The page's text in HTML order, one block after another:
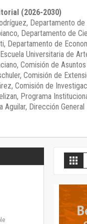
(2026-2030)
, Departamento de
, Departamento de
, Departamento de
Universitaria de
, Comisión de
, Comisión de
, Comisión de
Programa
Aguilar, Dirección General